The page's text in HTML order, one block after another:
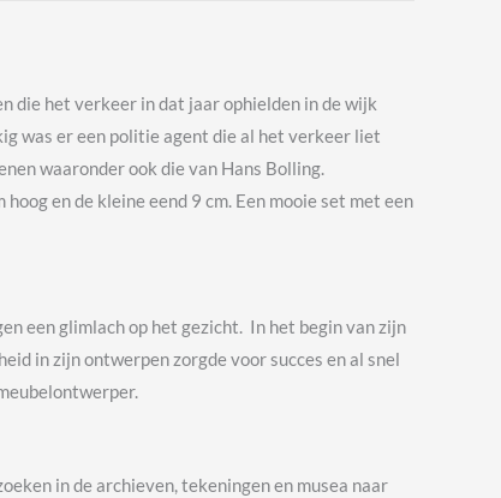
die het verkeer in dat jaar ophielden in de wijk
was er een politie agent die al het verkeer liet
waaronder ook die van Hans Bolling.
en de kleine eend 9 cm. Een mooie set met een
een glimlach op het gezicht. In het begin van zijn
in zijn ontwerpen zorgde voor succes en al snel
in de archieven, tekeningen en musea naar